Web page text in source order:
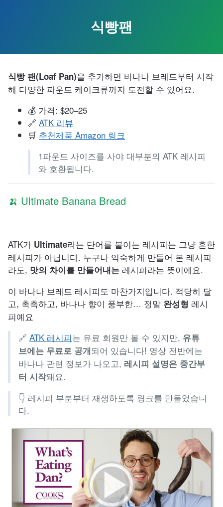
식빵팬
식빵 팬(Loaf Pan)을 추가하면 바나나 브레드부터 시작
해 다양한 파운드 케이크류까지 도전할 수 있어요.
💰 가격: $20–25
🔗 ATK 리뷰
🛒 추천제품 Amazon 링크
1파운드 사이즈를 사야 대부분의 ATK 레시피
와 호환됩니다.
🍌 Ultimate Banana Bread
ATK가 Ultimate라는 단어를 붙이는 레시피는 그냥 흔한
레시피가 아닙니다. 누구나 익숙하게 만들어 본 레시피
라도, 맛의 차이를 만들어내는 레시피라는 뜻이에요.
이 바나나 브레드 레시피도 마찬가지입니다. 적당히 달
고, 촉촉하고, 바나나 향이 풍부한… 정말 완성형 레시
피예요
🔗 ATK 레시피는 유료 회원만 볼 수 있지만, 유튜
브에는 무료로 공개되어 있습니다! 영상 전반에는
바나나 관련 정보가 나오고, 레시피 설명은 중간부
터 시작돼요.
👇 레시피 부분부터 재생하도록 링크를 만들었습니
다.